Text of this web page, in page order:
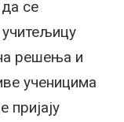
се
решења и
ученицима
пријају